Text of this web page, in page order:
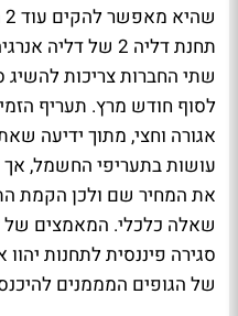
תחנת דליה 2 של
שתי החברות צריכות להשיג
לסוף חודש מרץ. תעריף
אגורה וחצי, מתוך ידיעה
עושות בתעריפי החשמל, אך
את המחיר שם ולכן הקמת
שאלה כלכלי. המאמצים של
סגירה פיננסית לתחנות
של הגופים המממנים